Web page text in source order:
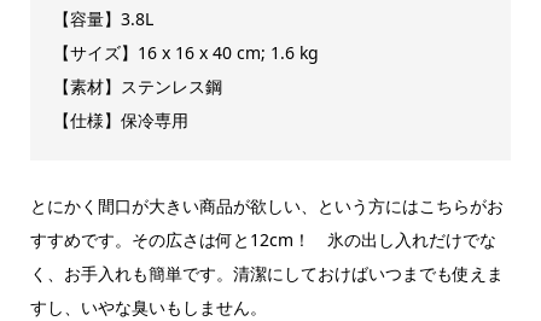
【容量】3.8L
【サイズ】16 x 16 x 40 cm; 1.6 kg
【素材】ステンレス鋼
【仕様】保冷専用
とにかく間口が大きい商品が欲しい、という方にはこちらがお
すすめです。その広さは何と12cm！ 氷の出し入れだけでな
く、お手入れも簡単です。清潔にしておけばいつまでも使えま
すし、いやな臭いもしません。